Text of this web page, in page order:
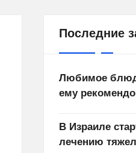
Последние
Любимое
ему
В Израиле
лечению